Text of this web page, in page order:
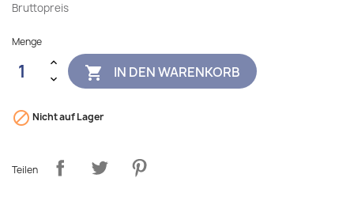
Bruttopreis
Menge
 IN DEN WARENKORB
 Nicht auf Lager
Teilen